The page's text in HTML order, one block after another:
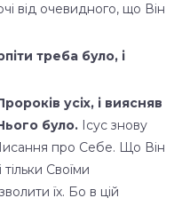
від очевидного, що Він
треба було, і
усіх, і виясняв
було. Ісус знову
про Себе. Що Він
Своїми
їх. Бо в цій